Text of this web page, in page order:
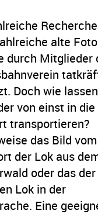
alte
durch Mitglieder
Doch wie
von einst in die
transportieren?
das Bild vom
der Lok aus
oder das
Lok in der
Eine